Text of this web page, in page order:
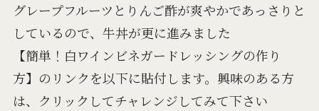
グレープフルーツとりんご酢が爽やかであっさりと
しているので、牛丼が更に進みました
【簡単！白ワインビネガードレッシングの作り
方】のリンクを以下に貼付します。興味のある方
は、クリックしてチャレンジしてみて下さい